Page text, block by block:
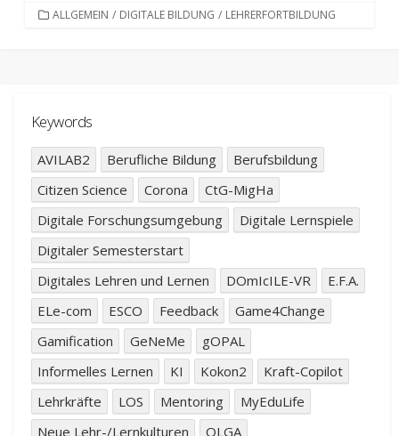
KATEGORIEN
ALLGEMEIN / DIGITALE BILDUNG / LEHRERFORTBILDUNG
Keywords
AVILAB2 Berufliche Bildung
Berufsbildung
Citizen Science
Corona
CtG-MigHa
Digitale Forschungsumgebung
Digitale Lernspiele
Digitaler Semesterstart
Digitales Lehren und Lernen
DOmIcILE-VR
E.F.A.
ELe-com
ESCO Feedback
Game4Change
Gamification
GeNeMe
gOPAL
Informelles Lernen
KI Kokon2
Kraft-Copilot
Lehrkräfte
LOS Mentoring
MyEduLife
Neue Lehr-/Lernkulturen
OLGA